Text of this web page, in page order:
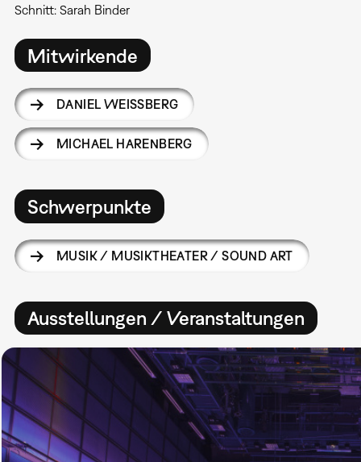
Schnitt: Sarah Binder
Mitwirkende
DANIEL WEISSBERG
MICHAEL HARENBERG
Schwerpunkte
MUSIK / MUSIKTHEATER / SOUND ART
Ausstellungen / Veranstaltungen